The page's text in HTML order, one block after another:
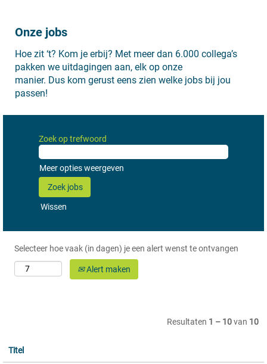
Onze jobs
Hoe zit ‘t? Kom je erbij? Met meer dan 6.000 collega’s
pakken we uitdagingen aan, elk op onze
manier. Dus kom gerust eens zien welke jobs bij jou
passen!
Zoek op trefwoord
Meer opties weergeven
Wissen
Selecteer hoe vaak (in dagen) je een alert wenst te ontvangen
Alert maken
Resultaten 1 – 10van 10
Titel